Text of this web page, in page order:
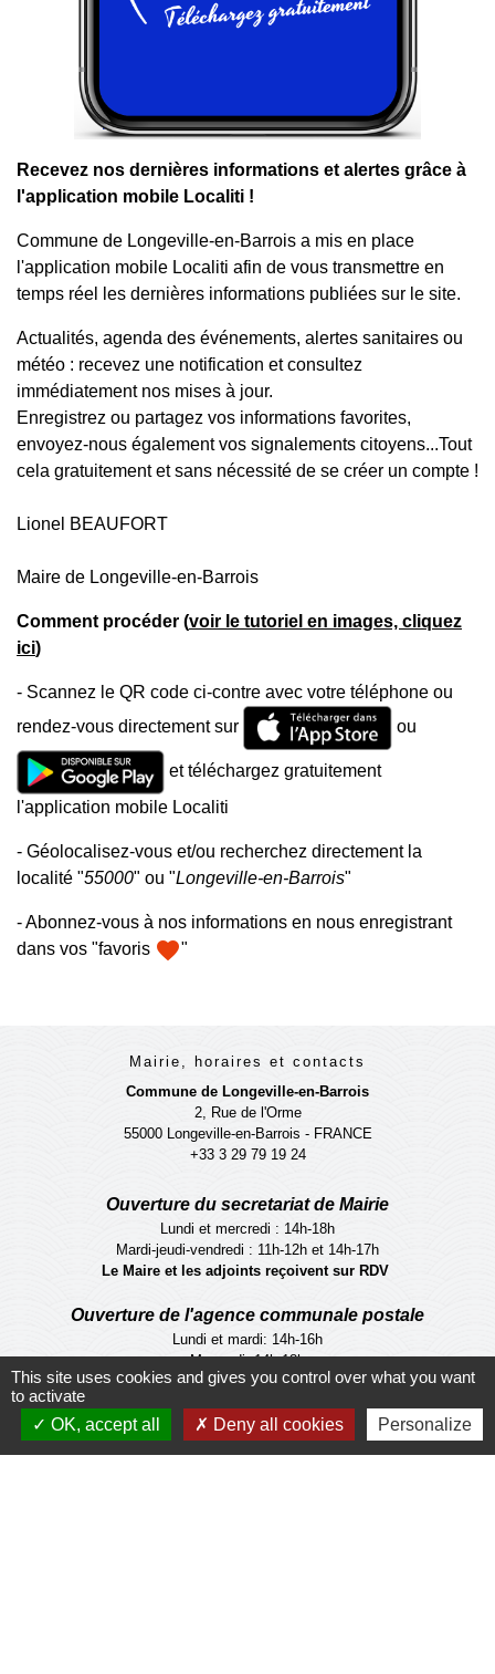
Recevez nos dernières informations et alertes grâce à
l'application mobile Localiti !
Commune de Longeville-en-Barrois a mis en place
l'application mobile Localiti afin de vous transmettre en
temps réel les dernières informations publiées sur le site.
Actualités, agenda des événements, alertes sanitaires ou
météo : recevez une notification et consultez
immédiatement nos mises à jour.
Enregistrez ou partagez vos informations favorites,
envoyez-nous également vos signalements citoyens...Tout
cela gratuitement et sans nécessité de se créer un compte !
Lionel BEAUFORT
Maire de Longeville-en-Barrois
Comment procéder (voir le tutoriel en images, cliquez
ici)
- Scannez le QR code ci-contre avec votre téléphone ou
rendez-vous directement sur
ou
et téléchargez gratuitement
l'application mobile Localiti
- Géolocalisez-vous et/ou recherchez directement la
localité "55000" ou "Longeville-en-Barrois"
- Abonnez-vous à nos informations en nous enregistrant
dans vos "favoris favorite"
Mairie, horaires et contacts
Commune de Longeville-en-Barrois
2, Rue de l'Orme
55000 Longeville-en-Barrois - FRANCE
+33 3 29 79 19 24
Ouverture du secretariat de Mairie
Lundi et mercredi : 14h-18h
Mardi-jeudi-vendredi : 11h-12h et 14h-17h
Le Maire et les adjoints reçoivent sur RDV
Ouverture de l'agence communale postale
Lundi et mardi: 14h-16h
Mercredi :14h-18h
Jeudi et vendredi : 9h-11h
Le personnel de la municipalité n'est pas habilité
à effectuer les operations de l'agence
This site uses cookies and gives you control over what you want
to activate
OK, accept all
Deny all cookies Personalize